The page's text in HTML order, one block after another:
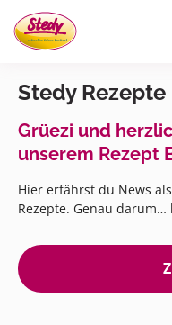
Stedy Rezepte
Grüezi und
unserem Rezept
Hier erfährst du News
Rezepte. Genau